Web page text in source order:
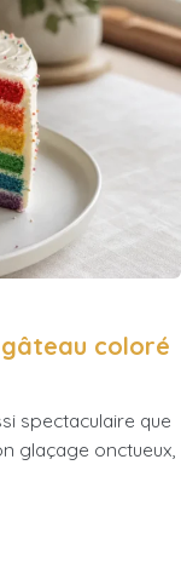
coloré
spectaculaire que
glaçage onctueux,